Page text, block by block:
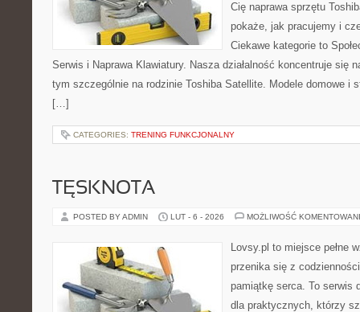
Cię naprawa sprzętu
pokaże, jak pracujemy i
Ciekawe kategorie to
Serwis i Naprawa Klawiatury. Nasza działalność koncentruje się
tym szczególnie na rodzinie Toshiba Satellite. Modele domowe i
[…]
CATEGORIES: TRENING FUNKCJONALNY
TĘSKNOTA
POSTED BY ADMIN LUT - 6 - 2026 MOŻLIWOŚĆ
Lovsy.pl to miejsce pełne
przenika się z
pamiątkę serca. To serwis
dla praktycznych, którzy